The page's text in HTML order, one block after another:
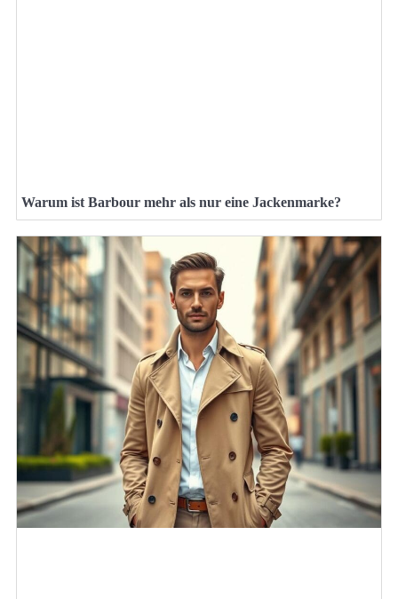
Warum ist Barbour mehr als nur eine Jackenmarke?